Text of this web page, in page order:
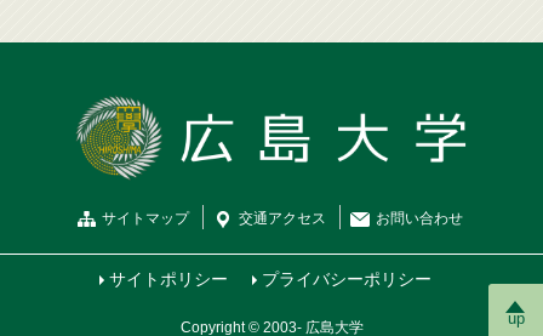
up
サイトマップ 交通アクセス お問い合わせ
サイトポリシー プライバシーポリシー
Copyright © 2003- 広島大学